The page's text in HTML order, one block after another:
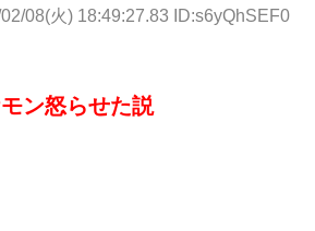
08(火) 18:49:27.83 ID:s6yQhSEF0
ン怒らせた説